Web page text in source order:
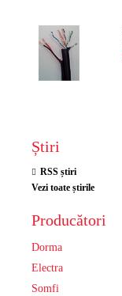
Știri
RSS știri
Vezi toate știrile
Producători
Dorma
Electra
Somfi